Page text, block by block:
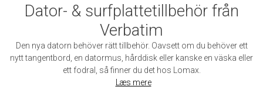
Dator- & surfplattetillbehör från
Verbatim
Den nya datorn behöver rätt tillbehör. Oavsett om du behöver ett
nytt tangentbord, en datormus, hårddisk eller kanske en väska eller
ett fodral, så finner du det hos Lomax.
Læs mere